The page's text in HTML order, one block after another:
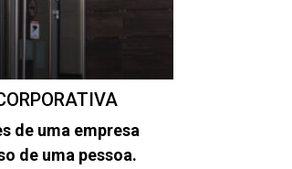
de uma empresa
de uma pessoa.